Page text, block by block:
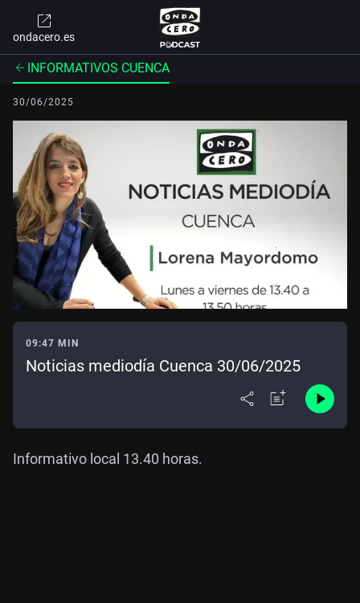
ondacero.es
INFORMATIVOS CUENCA
30/06/2025
09:47 MIN
Noticias mediodía Cuenca 30/06/2025
Informativo local 13.40 horas.